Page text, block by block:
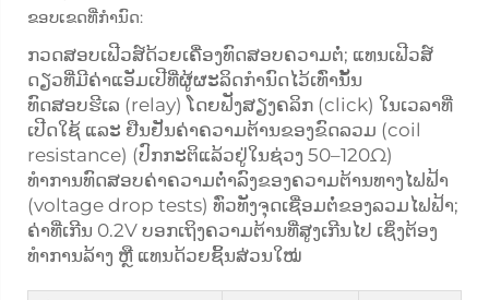
ຂອບເຂດທີ່ກຳນົດ:
ກວດສອບເຟີວສ໌ດ້ວຍເຄື່ອງທົດສອບຄວາມຕໍ່; ແທນເຟີວສ໌
ດຽວທີ່ມີຄ່າແອັມເປີທີ່ຜູ້ຜະລິດກຳນົດໄວ້ເທົ່ານັ້ນ
ທົດສອບຮີເລ (relay) ໂດຍຟັງສຽງຄລິກ (click) ໃນເວລາທີ່
ເປີດໃຊ້ ແລະ ຢືນຢັນຄ່າຄວາມຕ້ານຂອງຂົດລວມ (coil
resistance) (ປົກກະຕິແລ້ວຢູ່ໃນຊ່ວງ 50–120Ω)
ທຳການທົດສອບຄ່າຄວາມຕ່ຳລົງຂອງຄວາມຕ້ານທາງໄຟຟ້າ
(voltage drop tests) ທົ່ວທັງຈຸດເຊື່ອມຕໍ່ຂອງລວມໄຟຟ້າ;
ຄ່າທີ່ເກີນ 0.2V ບອກເຖິງຄວາມຕ້ານທີ່ສູງເກີນໄປ ເຊິ່ງຕ້ອງ
ທຳການລ້າງ ຫຼື ແທນດ້ວຍຊິ້ນສ່ວນໃໝ່